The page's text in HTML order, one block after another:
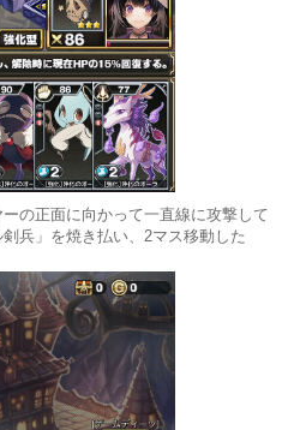
の正面に向かって一直線に攻撃して
兵」を焼き払い、2マス移動した